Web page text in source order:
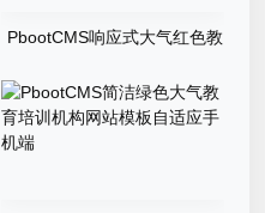
PbootCMS响应式大气红色教
应手机端（PC＋WAP）